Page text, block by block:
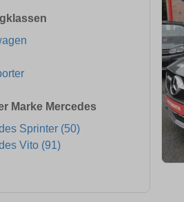
Marke Mercedes
Sprinter (50)
Vito (91)